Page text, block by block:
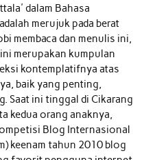
dalam Bahasa
merujuk pada berat
membaca dan menulis ini,
merupakan kumpulan
kontemplatifnya atas
baik yang penting,
Saat ini tinggal di Cikarang
kedua orang anaknya,
Blog Internasional
keenam tahun 2010 blog